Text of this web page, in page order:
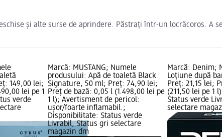
și alte surse de aprindere. Păstrați într-un locrăcoros. A
149,00 lei;
lei pe 1
verde
Marcă: MUSTANG; Numele
produsului: Apă de toaletă Black
Signature, 50 ml; Preț: 74,90 lei;
Preț de bază: 0,05 l (1.498,00 lei pe
1 l); Avertisment de pericol:
ușor/foarte inflamabil.;
Disponibilitate: Status verde
Livrabil, Status gri selectare
magazin dm
Marcă: Denim;
Loțiune după
Preț: 21,15 lei;
(211,50 lei pe 1
Status verde
selectare